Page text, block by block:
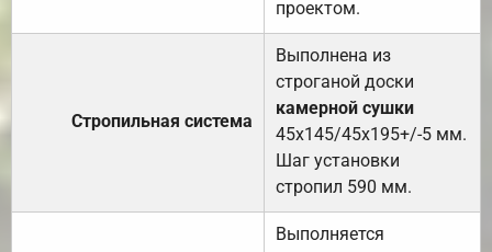
проектом.
Стропильная система
Выполнена из
строганой доски
камерной сушки
45х145/45х195+/-5 мм.
Шаг установки
стропил 590 мм.
Выполняется